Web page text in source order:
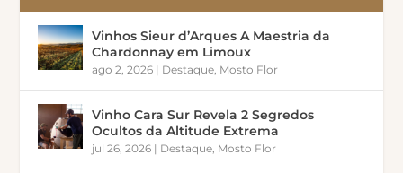
Vinhos Sieur d’Arques A Maestria da
Chardonnay em Limoux
ago 2, 2026 | Destaque Mosto Flor
Vinho Cara Sur Revela 2 Segredos
Ocultos da Altitude Extrema
jul 26, 2026 | Destaque Mosto Flor